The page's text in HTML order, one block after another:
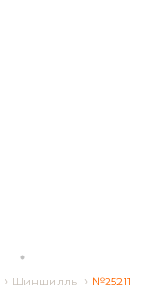
› Шиншиллы › №25211